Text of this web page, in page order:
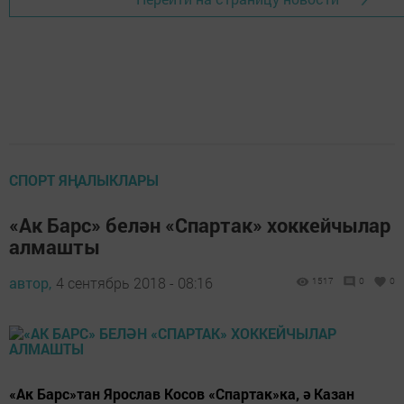
СПОРТ ЯҢАЛЫКЛАРЫ
«Ак Барс» белән «Спартак» хоккейчылар
алмашты
автор, 4 сентябрь 2018 - 08:16 1517 0 0
«Ак Барс»тан Ярослав Косов «Спартак»ка, ә Казан